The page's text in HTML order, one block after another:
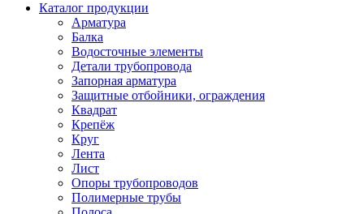
Каталог продукции
Арматура
Балка
Водосточные элементы
Детали трубопровода
Запорная арматура
Защитные отбойники, ограждения
Квадрат
Крепёж
Круг
Лента
Лист
Опоры трубопроводов
Полимерные трубы